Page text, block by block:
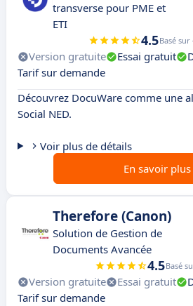
transverse pour PME et
ETI
4.5Basé sur
Version gratuite Essai gratuit
Tarif sur demande
Découvrez DocuWare comme une
Social NED.
Voir plus de détails
En savoir plus
Therefore (Canon)
Solution de Gestion de
Documents Avancée
4.5Basé
Version gratuite Essai gratuit
Tarif sur demande